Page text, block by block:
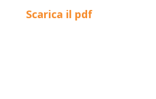
Scarica il pdf